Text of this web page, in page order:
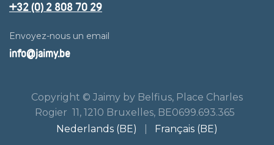
+32 (0) 2 808 70 29
Envoyez-nous un email
info@jaimy.be
Copyright © Jaimy by Belfius, Place Charles
Rogier 11, 1210 Bruxelles, BE0699.693.365
Nederlands (BE)
Français (BE)